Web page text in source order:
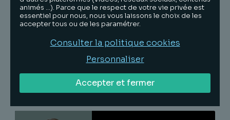
Elisa
Messmer
Avocat
animés …). Parce que le respect de votre vie privée est
essentiel pour nous, nous vous laissons le choix de les
accepter tous ou de les paramétrer.
Consulter la politique cookies
Personnaliser
Accepter et fermer